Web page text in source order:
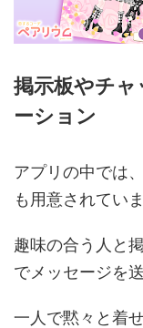
掲示板やチ
ーション
アプリの中では、
も用意されていま
趣味の合う人と
でメッセージを
一人で黙々と着